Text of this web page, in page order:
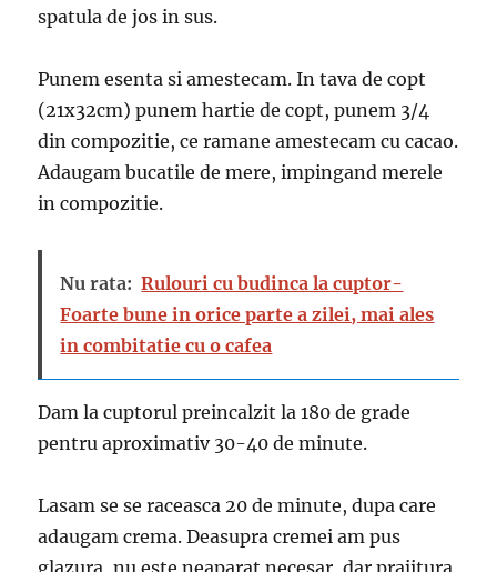
spatula de jos in sus.
Punem esenta si amestecam. In tava de copt
(21x32cm) punem hartie de copt, punem 3/4
din compozitie, ce ramane amestecam cu cacao.
Adaugam bucatile de mere, impingand merele
in compozitie.
Nu rata: Rulouri cu budinca la cuptor-
Foarte bune in orice parte a zilei, mai ales
in combitatie cu o cafea
Dam la cuptorul preincalzit la 180 de grade
pentru aproximativ 30-40 de minute.
Lasam se se raceasca 20 de minute, dupa care
adaugam crema. Deasupra cremei am pus